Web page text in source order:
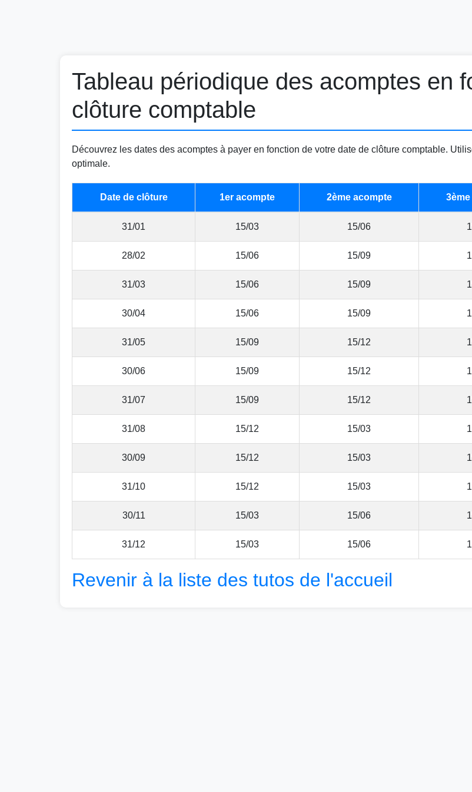
Tableau périodique des acomptes en
clôture comptable
Découvrez les dates des acomptes à payer en fonction de votre date de clôture comptable.
optimale.
Date de clôture 1er acompte 2ème acompte
31/01 15/03 15/06
28/02 15/06 15/09
31/03 15/06 15/09
30/04 15/06 15/09
31/05 15/09 15/12
30/06 15/09 15/12
31/07 15/09 15/12
31/08 15/12 15/03
30/09 15/12 15/03
31/10 15/12 15/03
30/11 15/03 15/06
31/12 15/03 15/06
Revenir à la liste des tutos de l'accueil